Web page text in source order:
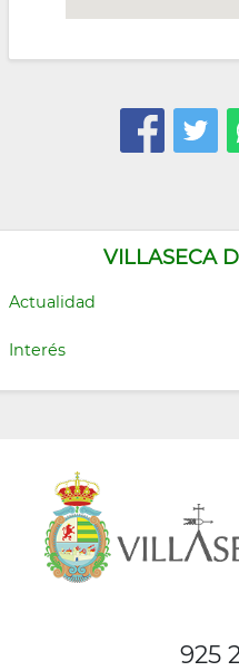
VILLASECA
Actualidad
Interés
925